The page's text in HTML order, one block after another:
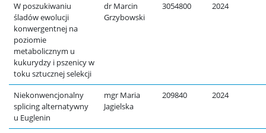
W poszukiwaniu
śladów ewolucji
konwergentnej na
poziomie
metabolicznym u
kukurydzy i pszenicy w
toku sztucznej selekcji
dr Marcin
Grzybowski
3054800 2024
Niekonwencjonalny
splicing alternatywny
u Euglenin
mgr Maria
Jagielska
209840 2024